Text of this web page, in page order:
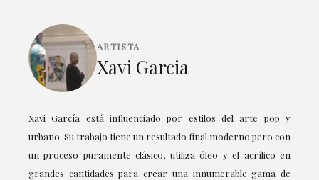
ARTISTA
Xavi Garcia
Xavi García está influenciado por estilos del arte pop y
urbano. Su trabajo tiene un resultado final moderno pero con
un proceso puramente clásico, utiliza óleo y el acrílico en
grandes cantidades para crear una innumerable gama de